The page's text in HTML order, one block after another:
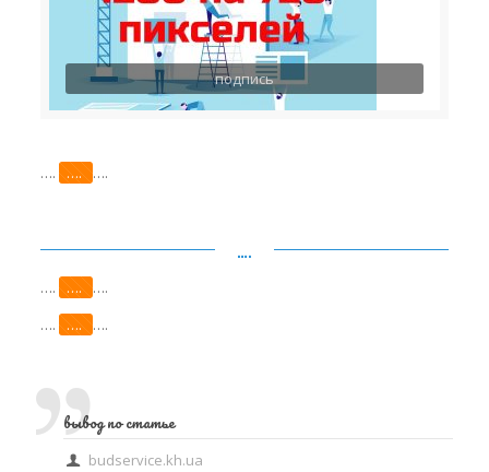
подпись
…. …. ….
….
…. …. ….
….
…. ….
вывод по статье
budservice.kh.ua